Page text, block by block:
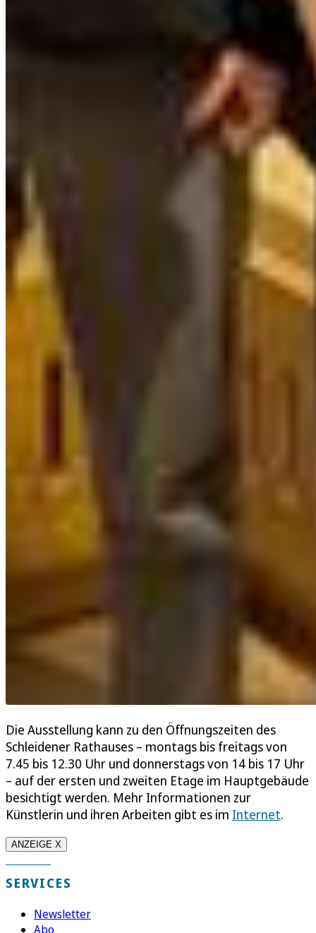
Die Ausstellung kann zu den Öffnungszeiten des
Schleidener Rathauses – montags bis freitags von
7.45 bis 12.30 Uhr und donnerstags von 14 bis 17 Uhr
– auf der ersten und zweiten Etage im Hauptgebäude
besichtigt werden. Mehr Informationen zur
Künstlerin und ihren Arbeiten gibt es im Internet.
ANZEIGE X
SERVICES
Newsletter
Abo